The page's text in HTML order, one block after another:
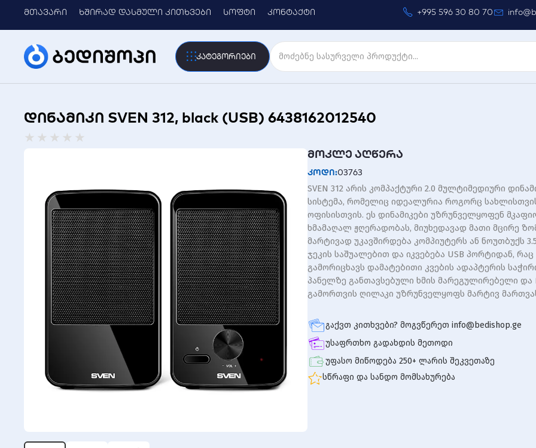
მთავარი ხშირად დასმული კითხვები სოფტი კონტაქტი +995 596 30 80 70
კატეგორიები
დინამიკი SVEN 312, black (USB) 6438162012540
★ ★ ★ ★ ★
მოკლე აღწერა
კოდი:03763
SVEN 312 არის კომპაქტური 2.0 მულტიმედიური
სისტემა, რომელიც იდეალურია როგორც
ოფისისთვის. ეს დინამიკები უზრუნველყოფენ
ხმამაღალ ჟღერადობას, მიუხედავად მათი მცირე
მარტივად უკავშირდება კომპიუტერს ან ნოუთბუქს
ჯეკის საშუალებით და იკვებება USB პორტიდან, რაც
გამორიცხავს დამატებითი კვების ადაპტერის
პანელზე განთავსებული ხმის მარეგულირებელი
გამორთვის ღილაკი უზრუნველყოფს მარტივ
გაქვთ კითხვები? მოგვწერეთ info@bedishop.ge
უსაფრთხო გადახდის მეთოდი
უფასო მიწოდება 250+ ლარის შეკვეთაზე
სწრაფი და სანდო მომსახურება